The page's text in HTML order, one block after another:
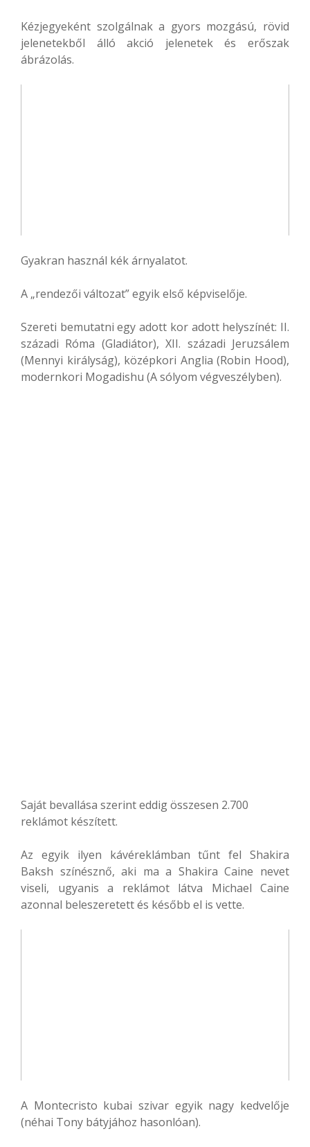
Kézjegyeként szolgálnak a gyors mozgású, rövid
jelenetekből álló akció jelenetek és erőszak
ábrázolás.
Gyakran használ kék árnyalatot.
A „rendezői változat” egyik első képviselője.
Szereti bemutatni egy adott kor adott helyszínét: II.
századi Róma (Gladiátor), XII. századi Jeruzsálem
(Mennyi királyság), középkori Anglia (Robin Hood),
modernkori Mogadishu (A sólyom végveszélyben).
Saját bevallása szerint eddig összesen 2.700
reklámot készített.
Az egyik ilyen kávéreklámban tűnt fel Shakira
Baksh színésznő, aki ma a Shakira Caine nevet
viseli, ugyanis a reklámot látva Michael Caine
azonnal beleszeretett és később el is vette.
A Montecristo kubai szivar egyik nagy kedvelője
(néhai Tony bátyjához hasonlóan).